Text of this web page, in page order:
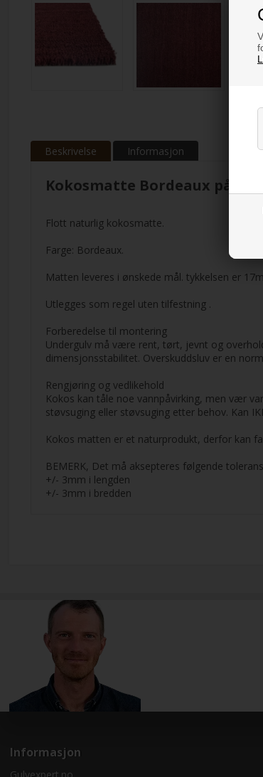
Beskrivelse Informasjon
Kokosmatte Bordeaux på mål
Flott naturlig kokosmatte.
Farge: Bordeaux.
Matten leveres i ønskede mål. tykkelsen er
Utlegges som regel uten tilfestning .
Forberedelse til montering
Undergulv må være rent, tørt, jevnt og
dimensjonsstabilitet. Overskuddsluv er en
Rengjøring og vedlikehold
Kokos kan tåle noe vannpåvirking, men vær
støvsuging eller støvsuging etter behov. Kan
Kokos matten er et naturprodukt, derfor kan
BEMERK, Det må aksepteres følgende
+/- 3mm i lengden
+/- 3mm i bredden
Informasjon